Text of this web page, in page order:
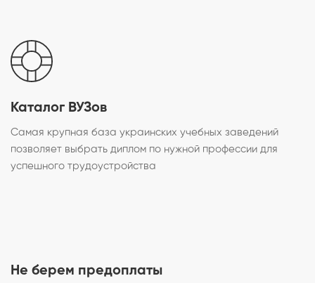
Каталог ВУЗов
Самая крупная база украинских учебных заведений
позволяет выбрать диплом по нужной профессии для
успешного трудоустройства
Не берем предоплаты